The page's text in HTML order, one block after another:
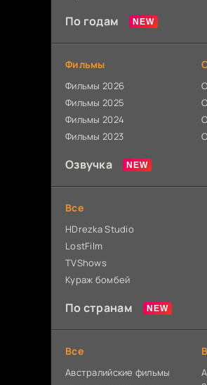
По годам
Фильмы
Фильмы 2026
Фильмы 2025
Фильмы 2024
Фильмы 2023
Озвучка
Все
HDrezka Studio
LostFilm
TVShows
Кураж бомбей
По странам
Все
Австралийские фильмы